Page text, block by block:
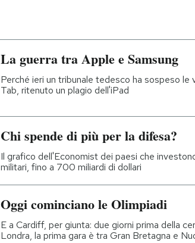
La guerra tra Apple e Samsung
Perché ieri un tribunale tedesco ha sospeso le
Tab, ritenuto un plagio dell'iPad
Chi spende di più per la difesa?
Il grafico dell'Economist dei paesi che
militari, fino a 700 miliardi di dollari
Oggi cominciano le Olimpiadi
E a Cardiff, per giunta: due giorni prima della
Londra, la prima gara è tra Gran Bretagna e